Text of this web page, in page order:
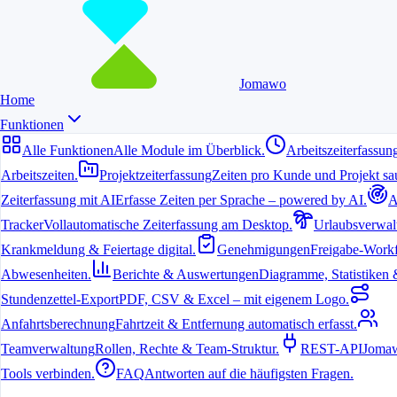
Jomawo
Home
Funktionen
Alle FunktionenAlle Module im Überblick.
Arbeitszeiten.
ProjektzeiterfassungZeiten pro Kunde und Projekt
Zeiterfassung mit AIErfasse Zeiten per Sprache – powered by AI.
TrackerVollautomatische Zeiterfassung am Desktop.
Krankmeldung & Feiertage digital.
GenehmigungenFreigabe-
Abwesenheiten.
Berichte & AuswertungenDiagramme, Statistiken
Stundenzettel-ExportPDF, CSV & Excel – mit eigenem Logo.
AnfahrtsberechnungFahrtzeit & Entfernung automatisch erfasst.
TeamverwaltungRollen, Rechte & Team-Struktur. REST-API
Tools verbinden.
FAQAntworten auf die häufigsten Fragen.
6. Juli 2026
Agenturen stehen täglich vor der Herausforderung, Arbeitszeiten
über mehrere Projekte, Kunden und Teammitglieder hinweg im
Blick zu behalten. Eine zuverlässige Lösung hilft dabei,
Überstunden zu vermeiden und Rechnungen präzise zu erstellen.
Warum strukturierte Zeiterfassung in
Agenturen unverzichtbar ist